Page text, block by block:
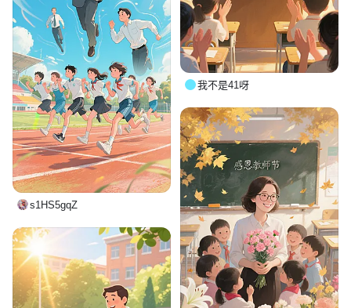
我不是41呀
s1HS5gqZ